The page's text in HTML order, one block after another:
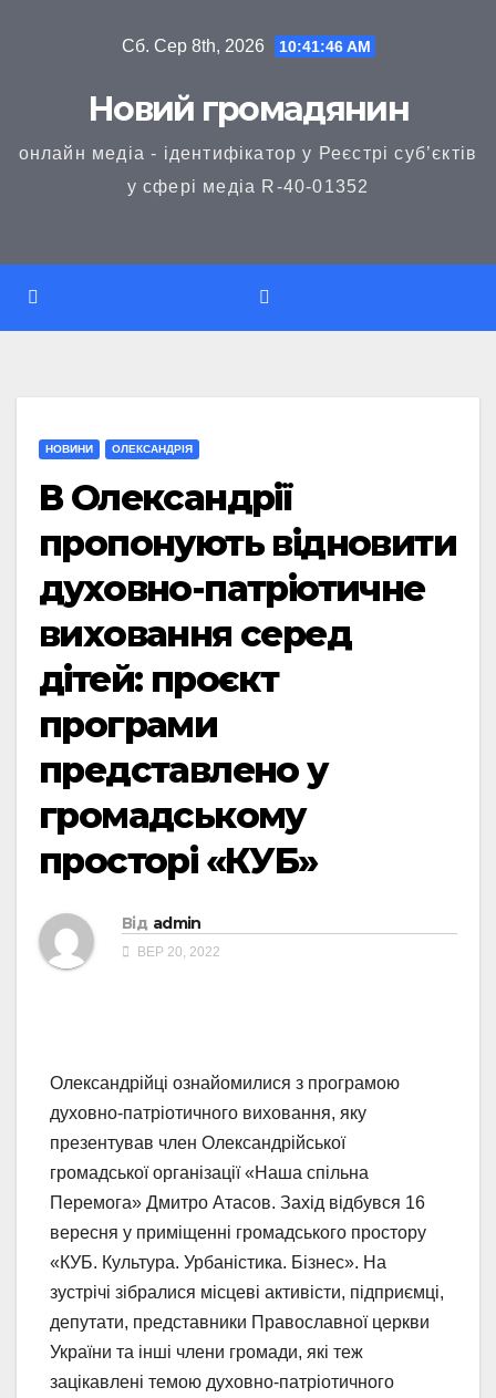
Сб. Сер 8th, 2026 10:41:46 AM
Новий громадянин
онлайн медіа - ідентифікатор у Реєстрі суб’єктів
у сфері медіа R-40-01352
НОВИНИ ОЛЕКСАНДРІЯ
В Олександрії
пропонують відновити
духовно-патріотичне
виховання серед
дітей: проєкт
програми
представлено у
громадському
просторі «КУБ»
Від admin
ВЕР 20, 2022
Олександрійці ознайомилися з програмою
духовно-патріотичного виховання, яку
презентував член Олександрійської
громадської організації «Наша спільна
Перемога» Дмитро Атасов. Захід відбувся 16
вересня у приміщенні громадського простору
«КУБ. Культура. Урбаністика. Бізнес». На
зустрічі зібралися місцеві активісти, підприємці,
депутати, представники Православної церкви
України та інші члени громади, які теж
зацікавлені темою духовно-патріотичного